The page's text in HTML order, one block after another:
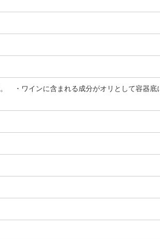
・ワインに含まれる成分がオリとして容器